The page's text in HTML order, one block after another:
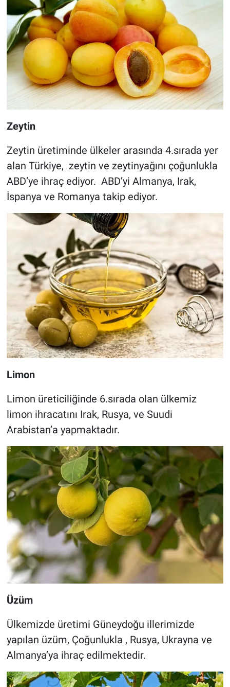
Zeytin
Zeytin üretiminde ülkeler arasında 4.sırada yer
alan Türkiye, zeytin ve zeytinyağını çoğunlukla
ABD’ye ihraç ediyor. ABD’yi Almanya, Irak,
İspanya ve Romanya takip ediyor.
Limon
Limon üreticiliğinde 6.sırada olan ülkemiz
limon ihracatını Irak, Rusya, ve Suudi
Arabistan’a yapmaktadır.
Üzüm
Ülkemizde üretimi Güneydoğu illerimizde
yapılan üzüm, Çoğunlukla , Rusya, Ukrayna ve
Almanya’ya ihraç edilmektedir.